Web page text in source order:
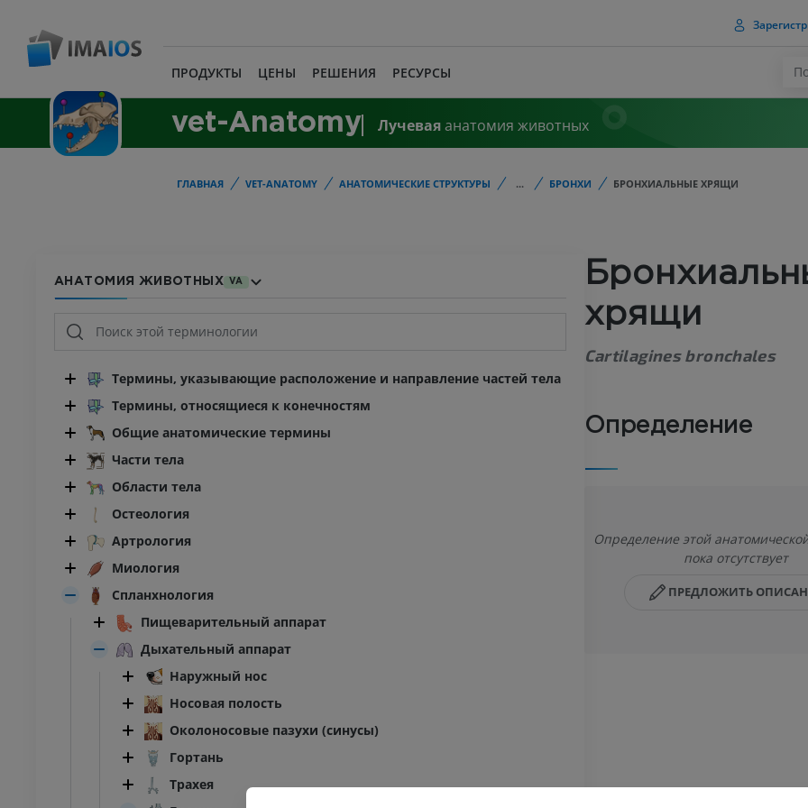
ПРОДУКТЫ ЦЕНЫ РЕШЕНИЯ РЕСУРСЫ
vet-Anatomy Лучеваяанатомия животных
ГЛАВНАЯ VET-ANATOMY АНАТОМИЧЕСКИЕ СТРУКТУРЫ ... БРОНХИ БРОНХИАЛЬНЫЕ ХРЯЩИ
АНАТОМИЯ ЖИВОТНЫХ VA
Термины, указывающие расположение и направление частей тела
Термины, относящиеся к конечностям
Общие анатомические термины
Части тела
Области тела
Остеология
Артрология
Миология
Спланхнология
Пищеварительный аппарат
Дыхательный аппарат
Наружный нос
Носовая полость
Околоносовые пазухи (синусы)
Гортань
Трахея
хрящи
Cartilagines bronchales
Определение
Определение этой
пока отсутствует
ПРЕДЛОЖИТЬ
КРУПНЫЙ РОГАТЫЙ СКОТ